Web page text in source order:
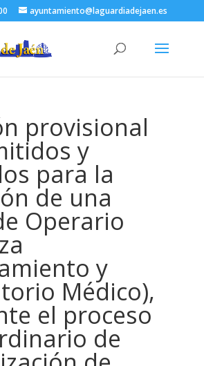
ayuntamiento@laguardiadejaen.es
provisional
y
para la
de una
Operario
y
Médico),
el proceso
de